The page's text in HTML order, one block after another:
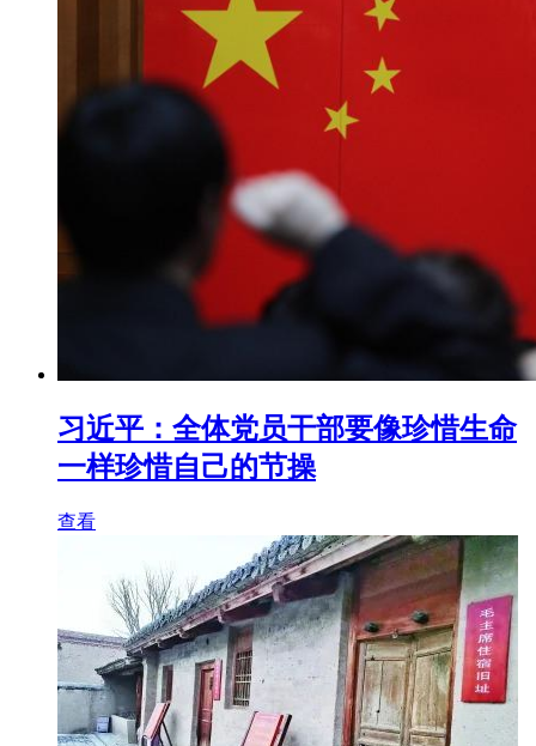
习近平：全体党员干部要像珍惜生命
一样珍惜自己的节操
查看